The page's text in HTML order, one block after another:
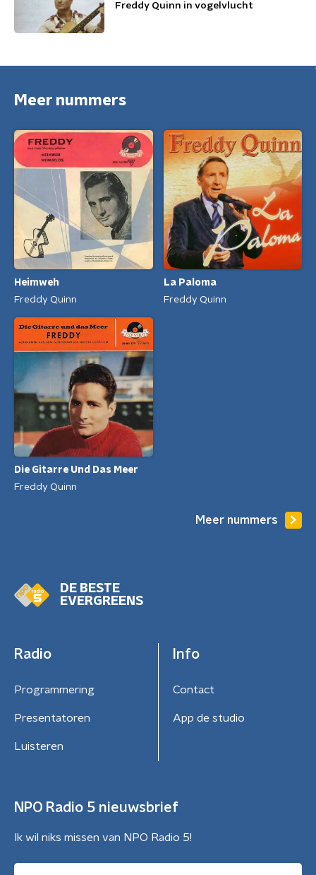
Freddy Quinn in vogelvlucht
Meer nummers
Heimweh
Freddy Quinn
La Paloma
Freddy Quinn
Die Gitarre Und Das Meer
Freddy Quinn
Meer nummers
DE BESTE
EVERGREENS
Radio
Programmering
Presentatoren
Luisteren
Info
Contact
App de studio
NPO Radio 5 nieuwsbrief
Ik wil niks missen van NPO Radio 5!